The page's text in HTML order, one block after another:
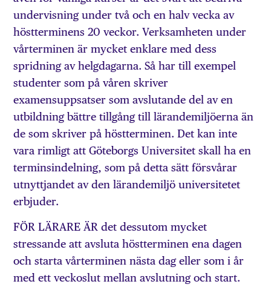
undervisning under två och en halv vecka av
höstterminens 20 veckor. Verksamheten under
vårterminen är mycket enklare med dess
spridning av helgdagarna. Så har till exempel
studenter som på våren skriver
examensuppsatser som avslutande del av en
utbildning bättre tillgång till lärandemiljöerna än
de som skriver på höstterminen. Det kan inte
vara rimligt att Göteborgs Universitet skall ha en
terminsindelning, som på detta sätt försvårar
utnyttjandet av den lärandemiljö universitetet
erbjuder.
FÖR LÄRARE ÄR det dessutom mycket
stressande att avsluta höstterminen ena dagen
och starta vårterminen nästa dag eller som i år
med ett veckoslut mellan avslutning och start.